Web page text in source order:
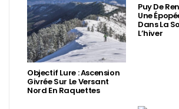
Objectif Lure : Ascension
Givrée Sur Le Versant
Nord En Raquettes
Puy De
Une
Dans La
L’hiver